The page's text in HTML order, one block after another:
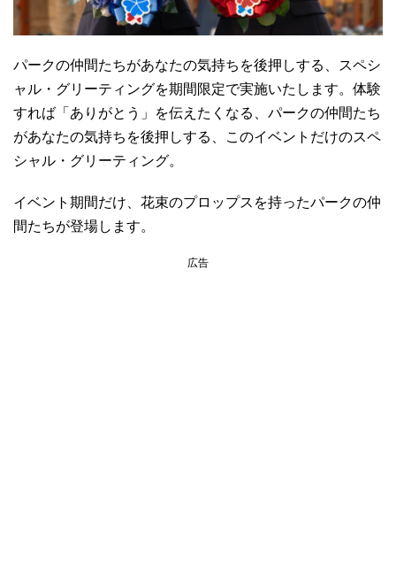
パークの仲間たちがあなたの気持ちを後押しする、スペシ
ャル・グリーティングを期間限定で実施いたします。体験
すれば「ありがとう」を伝えたくなる、パークの仲間たち
があなたの気持ちを後押しする、このイベントだけのスペ
シャル・グリーティング。
イベント期間だけ、花束のプロップスを持ったパークの仲
間たちが登場します。
広告